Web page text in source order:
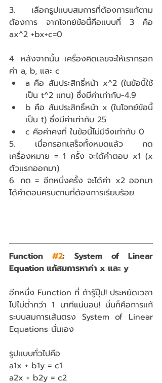
3. เลือกรูปแบบสมการที่ต้องการแก้ตาม
ต้องการ จากโจทย์ข้อนี้คือแบบที่ 3 คือ
ax^2 +bx+c=0
4. หลังจากนั้น เครื่องคิดเลขจะให้เรากรอก
ค่า a, b, และ c
a คือ สัมประสิทธิ๋หน้า x^2 (ในข้อนี้ใช้
เป็น t^2 แทน) ซึ่งมีค่าเท่ากับ-4.9
b คือ สัมประสิทธิ์หน้า x (ในโจทย์ข้อนี้
เป็น t) ซึ่งมีค่าเท่ากับ 25
c คือค่าคงที่ ในข้อนี้ไม่มีจึงเท่ากับ 0
5. เมื่อกรอกเสร็จทั้งหมดแล้ว กด
เครื่องหมาย = 1 ครั้ง จะได้คำตอบ x1 (x
ตัวแรกออกมา)
6. กด = อีกหนึ่งครั้ง จะได้ค่า x2 ออกมา
ได้คำตอบครบตามที่ต้องการเรียบร้อย
Function #2: System of Linear
Equation แก้สมการหาค่า x และ y
อีกหนึ่ง Function ที่ ถ้ารู้ปุ๊ป! ประหยัดเวลา
ไปไม่ต่ำกว่า 1 นาทีแน่นอน! นั่นก็คือการแก้
ระบบสมการเส้นตรง System of Linear
Equations นั่นเอง
รูปแบบทั่วไปคือ
a1x + b1y = c1
a2x + b2y = c2